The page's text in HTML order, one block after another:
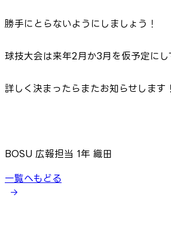
勝手にとらないようにしましょう！
球技大会は来年2月か3月を仮予定にし
詳しく決まったらまたお知らせします！
BOSU 広報担当 1年 織田
一覧へもどる